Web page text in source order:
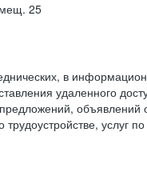
25
в
удаленного
объявлений
услуг